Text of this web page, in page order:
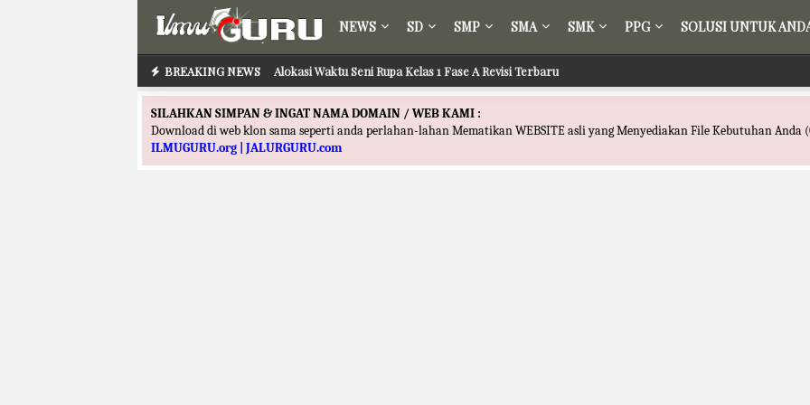
NEWS SD SMP SMA SMK PPG SOLUSI UNTUK
BREAKING NEWS Alokasi Waktu Seni Rupa Kelas 1 Fase A Revisi Terbaru
SILAHKAN SIMPAN & INGAT NAMA DOMAIN / WEB KAMI :
Download di web klon sama seperti anda perlahan-lahan Mematikan WEBSITE asli yang Menyediakan File Kebutuhan Anda
ILMUGURU.org | JALURGURU.com